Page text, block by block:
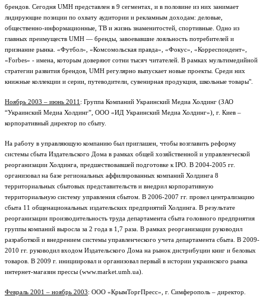
брендов. Сегодня UMH представлен в 9 сегментах, и в половине из них занимает
лидирующие позиции по охвату аудитории и рекламным доходам: деловые,
общественно-информационные, ТВ и жизнь знаменитостей, спортивные. Одно из
главных преимуществ UMH — бренды, завоевавшие лояльность потребителей и
признание рынка. «Футбол», «Комсомольская правда», «Фокус», «Корреспондент»,
«Forbes» - имена, которым доверяют сотни тысяч читателей. В рамках мультимедийной
стратегии развития брендов, UMH регулярно выпускает новые проекты. Среди них
книжные коллекции и серии, путеводители, сувенирная продукция, школьные товары".
Ноябрь 2003 – июнь 2011 : Группа Компаний Украинский Медиа Холдинг (ЗАО
“Украинский Медиа Холдинг”, ООО «ИД Украинский Медиа Холдинг»), г. Киев –
корпоративный директор по сбыту.
На работу в управляющую компанию был приглашен, чтобы возглавить реформу
системы сбыта Издательского Дома в рамках общей хозяйственной и управленческой
реорганизации Холдинга, предшествовавшей подготовке к IPO. В 2004-2005 гг.
организовал на базе региональных аффилированных компаний Холдинга 8
территориальных сбытовых представительств и внедрил корпоративную
территориальную систему управления сбытом. В 2006-2007 гг. провел централизацию
сбыта 11 общенациональных издательских предприятий Холдинга. В результате
реорганизации производительность труда департамента сбыта головного предприятия
группы компаний выросла за 2 года в 1,7 раза. В рамках реорганизации руководил
разработкой и внедрением системы управленческого учета департамента сбыта. В 2009-
2010 гг. руководил входом Издательского Дома на рынок дистрибуции книг и беловых
товаров. В 2009 г. инициировал и организовал первый в истории украинского рынка
интернет-магазин прессы (www.market.umh.ua).
Февраль 2001 – ноябрь 2003: ООО «КрымТоргПресс», г. Симферополь – директор.